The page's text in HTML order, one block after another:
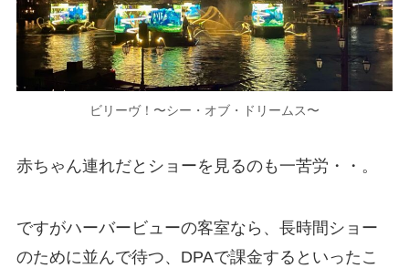
ビリーヴ！〜シー・オブ・ドリームス〜
赤ちゃん連れだとショーを見るのも一苦労・・。
ですがハーバービューの客室なら、長時間ショー
のために並んで待つ、DPAで課金するといったこ